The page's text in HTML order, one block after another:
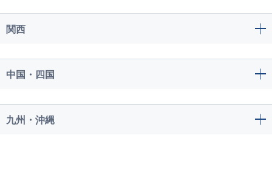
関西
中国・四国
九州・沖縄